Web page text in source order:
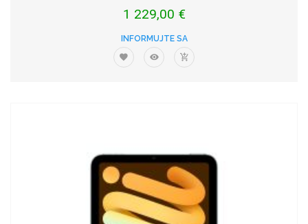
1 229,00 €
INFORMUJTE SA